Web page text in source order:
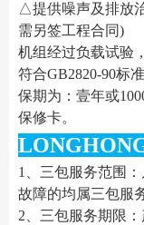
△提供噪声及排放
需另签工程合同)
机组经过负载试验
符合GB2820-90标
保期为：壹年或
保修卡。
1、三包服务范围
故障的均属三包服
2、三包服务期限